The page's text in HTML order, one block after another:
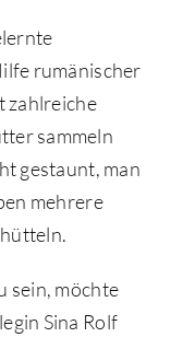
rumänischer
zahlreiche
sammeln
gestaunt, man
mehrere
sein, möchte
Sina Rolf